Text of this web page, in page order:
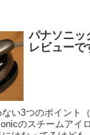
パナソニッ
レビューで
い3つのポイント
のスチームアイ